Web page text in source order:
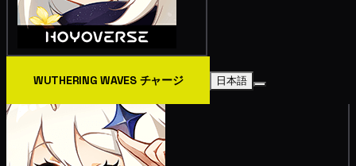
WUTHERING WAVES チャージ 日本語